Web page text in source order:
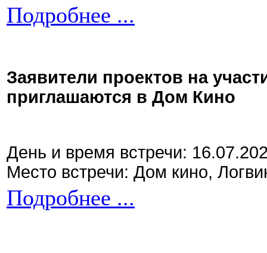
Подробнее ...
Заявители проектов на
приглашаются в Дом Кино
День и время встречи:
Место встречи: Дом кино,
Подробнее ...